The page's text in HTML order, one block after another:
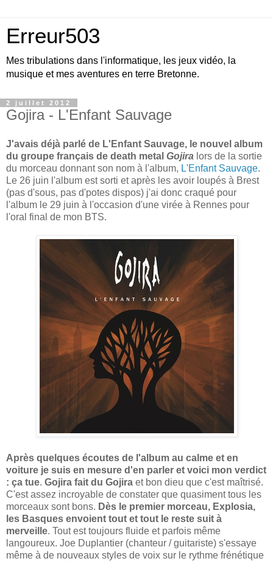
Erreur503
Mes tribulations dans l'informatique, les jeux vidéo, la
musique et mes aventures en terre Bretonne.
2 juillet 2012
Gojira - L'Enfant Sauvage
J'avais déjà parlé de L'Enfant Sauvage, le nouvel album
du groupe français de death metal Gojira lors de la sortie
du morceau donnant son nom à l'album, L'Enfant Sauvage.
Le 26 juin l'album est sorti et après les avoir loupés à Brest
(pas d'sous, pas d'potes dispos) j'ai donc craqué pour
l'album le 29 juin à l'occasion d'une virée à Rennes pour
l'oral final de mon BTS.
Après quelques écoutes de l'album au calme et en
voiture je suis en mesure d'en parler et voici mon verdict
: ça tue. Gojira fait du Gojira et bon dieu que c'est maîtrisé.
C'est assez incroyable de constater que quasiment tous les
morceaux sont bons. Dès le premier morceau, Explosia,
les Basques envoient tout et tout le reste suit à
merveille. Tout est toujours fluide et parfois même
langoureux. Joe Duplantier (chanteur / guitariste) s'essaye
même à de nouveaux styles de voix sur le rythme frénétique